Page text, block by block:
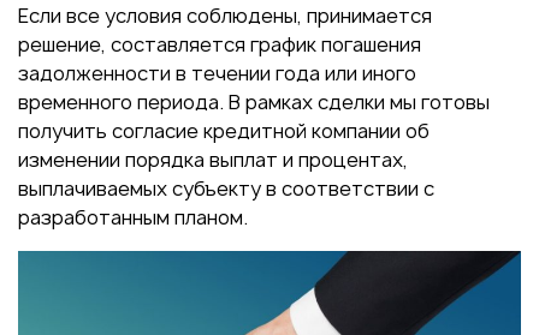
Если все условия соблюдены, принимается
решение, составляется график погашения
задолженности в течении года или иного
временного периода. В рамках сделки мы готовы
получить согласие кредитной компании об
изменении порядка выплат и процентах,
выплачиваемых субъекту в соответствии с
разработанным планом.